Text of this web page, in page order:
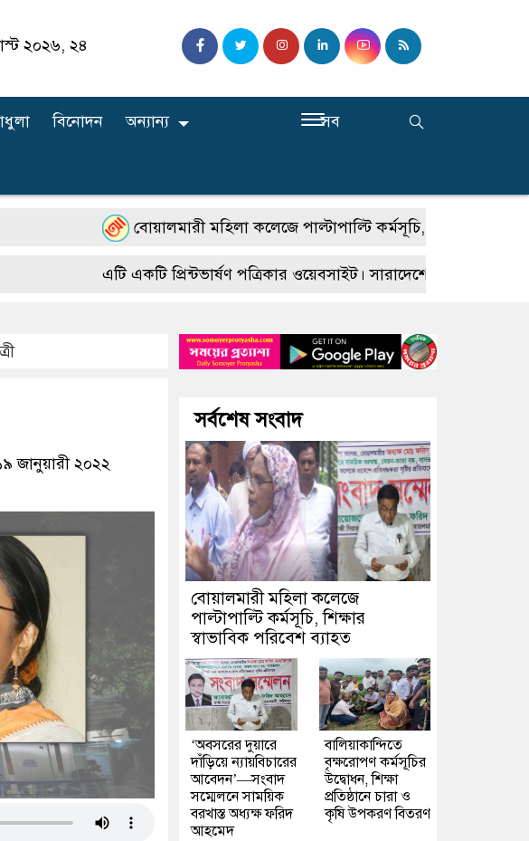
২০২৬, ২৪
বিনোদন অন্যান্য সব
বোয়ালমারী মহিলা কলেজে পাল্টাপাল্টি কর্মসূচি, শিক্ষার স্বাভাবিক
এটি একটি প্রিন্টভার্ষণ পত্রিকার ওয়েবসাইট। সারাদেশে জেলা উপজেলায়
জানুয়ারী ২০২২
সর্বশেষ সংবাদ
বোয়ালমারী মহিলা কলেজে
পাল্টাপাল্টি কর্মসূচি, শিক্ষার
স্বাভাবিক পরিবেশ ব্যাহত
‘অবসরের দুয়ারে
দাঁড়িয়ে ন্যায়বিচারের
আবেদন’—সংবাদ
সম্মেলনে সাময়িক
বরখাস্ত অধ্যক্ষ ফরিদ
আহমেদ
বালিয়াকান্দিতে
বৃক্ষরোপণ কর্মসূচির
উদ্বোধন, শিক্ষা
প্রতিষ্ঠানে চারা ও
কৃষি উপকরণ বিতরণ